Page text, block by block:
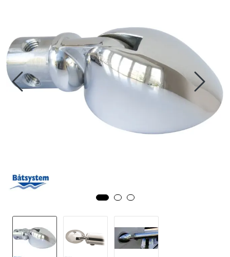
Motor/Styring
Fortøyning
Seil
Nyheter